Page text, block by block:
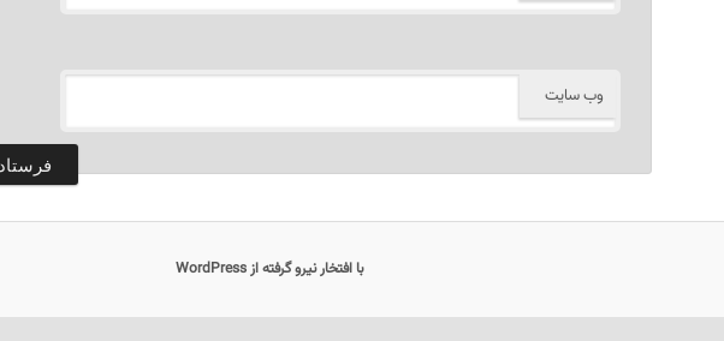
وب‌ سایت
با افتخار نیرو گرفته از WordPress